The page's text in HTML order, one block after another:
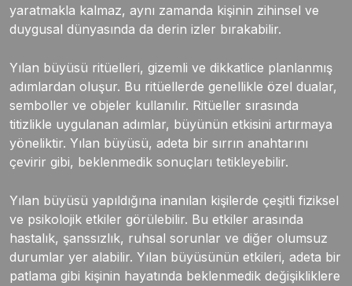
yaratmakla kalmaz, aynı zamanda kişinin zihinsel ve
duygusal dünyasında da derin izler bırakabilir.
Yılan büyüsü ritüelleri, gizemli ve dikkatlice planlanmış
adımlardan oluşur. Bu ritüellerde genellikle özel dualar,
semboller ve objeler kullanılır. Ritüeller sırasında
titizlikle uygulanan adımlar, büyünün etkisini artırmaya
yöneliktir. Yılan büyüsü, adeta bir sırrın anahtarını
çevirir gibi, beklenmedik sonuçları tetikleyebilir.
Yılan büyüsü yapıldığına inanılan kişilerde çeşitli fiziksel
ve psikolojik etkiler görülebilir. Bu etkiler arasında
hastalık, şanssızlık, ruhsal sorunlar ve diğer olumsuz
durumlar yer alabilir. Yılan büyüsünün etkileri, adeta bir
patlama gibi kişinin hayatında beklenmedik değişikliklere